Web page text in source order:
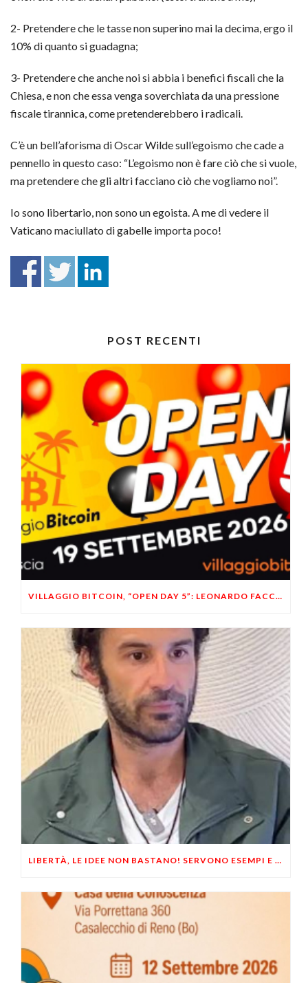
2- Pretendere che le tasse non superino mai la decima, ergo il
10% di quanto si guadagna;
3- Pretendere che anche noi si abbia i benefici fiscali che la
Chiesa, e non che essa venga soverchiata da una pressione
fiscale tirannica, come pretenderebbero i radicali.
C’è un bell’aforisma di Oscar Wilde sull’egoismo che cade a
pennello in questo caso: “L’egoismo non è fare ciò che si vuole,
ma pretendere che gli altri facciano ciò che vogliamo noi”.
Io sono libertario, non sono un egoista. A me di vedere il
Vaticano maciullato di gabelle importa poco!
POST RECENTI
VILLAGGIO BITCOIN, “OPEN DAY 5”: LEONARDO FACCO OSPITE A BRESCIA
LIBERTÀ, LE IDEE NON BASTANO! SERVONO ESEMPI E UN PO’ DI COERENZA